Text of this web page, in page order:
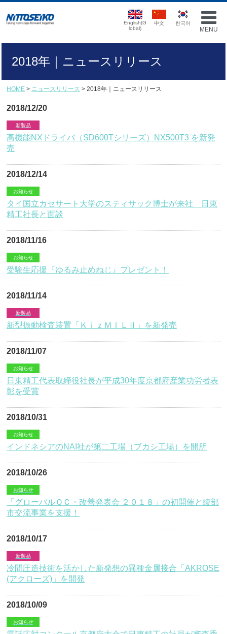
MENU
English(G
lobal)
中文 한국어
2018年｜ニュースリリース
HOME > ニュースリリース > 2018年｜ニュースリリース
2018/12/20
新製品
高機能NXドライバ（SD600Tシリーズ）NX500T3 を新発
売
2018/12/14
お知らせ
タイ国立カセサート大学のスティサック博士が来社 日東
精工社長と面談
2018/11/16
お知らせ
受験生応援『ゆるみ止めねじ』プレゼント！
2018/11/14
新製品
新型振動検査装置「ＫｉｚＭＩＬⅡ」を新発売
2018/11/07
お知らせ
日東精工代表取締役社長が平成30年度京都府産業功労者表
彰を受賞
2018/10/31
お知らせ
インドネシアのNAI社が第二工場（ブカシ工場）を開所
2018/10/26
お知らせ
「グローバルＱＣ・改善発表会 ２０１８」の初開催と綾部
市交流事業を支援！
2018/10/17
新製品
冷間圧造技術を活かした新発想の異種金属接合「AKROSE
(アクローズ)」を開発
2018/10/09
お知らせ